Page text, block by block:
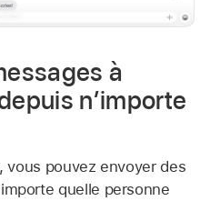
à
n’importe
vous pouvez envoyer des
quelle personne